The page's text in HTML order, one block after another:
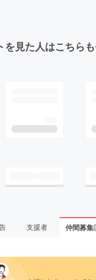
を見た人はこちら
支援者 仲間募集 1